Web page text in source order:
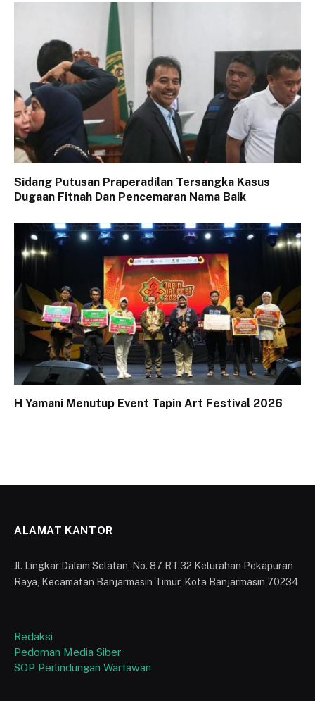
Sidang Putusan Praperadilan Tersangka Kasus
Dugaan Fitnah Dan Pencemaran Nama Baik
H Yamani Menutup Event Tapin Art Festival 2026
ALAMAT KANTOR
Jl. Lingkar Dalam Selatan, No. 87 RT.32 Kelurahan Pekapuran
Raya, Kecamatan Banjarmasin Timur, Kota Banjarmasin 70234
Redaksi
Pedoman Media Siber
SOP Perlindungan Wartawan